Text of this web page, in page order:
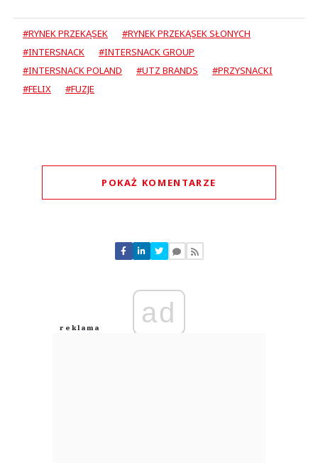
#RYNEK PRZEKĄSEK
#RYNEK PRZEKĄSEK SŁONYCH
#INTERSNACK
#INTERSNACK GROUP
#INTERSNACK POLAND
#UTZ BRANDS
#PRZYSNACKI
#FELIX
#FUZJE
POKAŻ KOMENTARZE
Nie znaleziono komentarzy
Zostaw swoje komentarze
Anuluj
ad